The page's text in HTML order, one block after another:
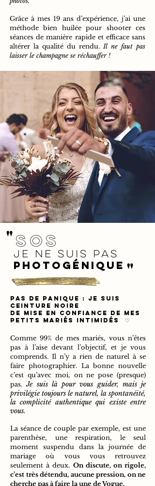
Grâce à mes 19 ans d’expérience, j’ai une
méthode bien huilée pour shooter ces
séances de manière rapide et efficace sans
altérer la qualité du rendu.Il ne faut pas
laisser le champagne se réchauffer !
"
je ne suis pas
photogénique
SOS
"
PAs de panique : je suis
ceinture noire
de mise en confiance de mes
petits mariés intimidés ♡
Comme 99% de mes mariés, vous n’êtes
pas à l’aise devant l’objectif, et je vous
comprends. Il n’y a rien de naturel à se
faire photographier. La bonne nouvelle
c’est qu’avec moi, on ne pose (presque)
pas.Je suis là pour vous guider, mais je
privilégie toujours le naturel, la spontanéité,
la complicité authentique qui existe entre
vous.
La séance de couple par exemple, est une
parenthèse, une respiration, le seul
moment suspendu dans la journée de
mariage où vous vous retrouvez
seulement à deux. On discute, on rigole,
c’est très détendu, aucune pression, on ne
cherche pas à faire la une de Vogue.